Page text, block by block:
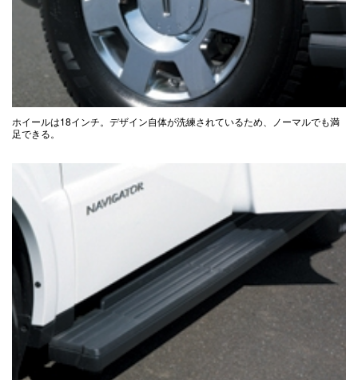
ホイールは18インチ。デザイン自体が洗練されているため、ノーマルでも満
足できる。